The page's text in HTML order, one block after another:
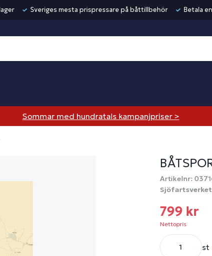
Sveriges mesta prispressare på båttillbehör Betala
Sommar med hundratals kampanjpriser >
Artikelnr:
Sjöfartsverket
799 kr
Nettopris
st